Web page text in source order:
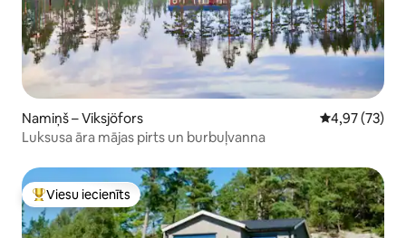
Namiņš – Viksjöfors Vidējais
4,97 (73)
Luksusa āra mājas pirts un burbuļvanna
Populārs viesu iecienīts mājoklis
Viesu iecienīts